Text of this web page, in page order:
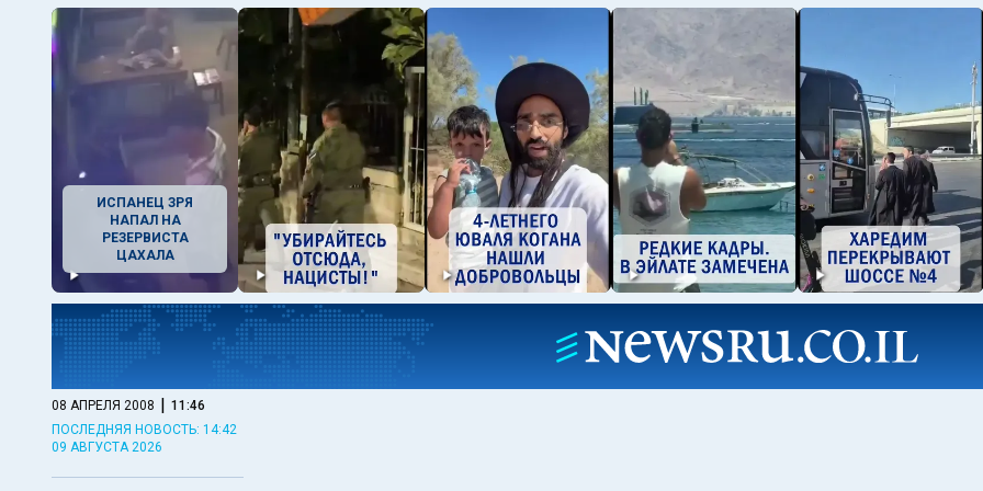
ИСПАНЕЦ ЗРЯ
НАПАЛ НА
РЕЗЕРВИСТА
ЦАХАЛА
08 АПРЕЛЯ 2008 | 11:46
ПОСЛЕДНЯЯ НОВОСТЬ: 14:42
09 АВГУСТА 2026